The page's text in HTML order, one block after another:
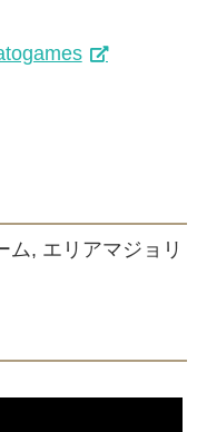
ム, エリアマジョリ